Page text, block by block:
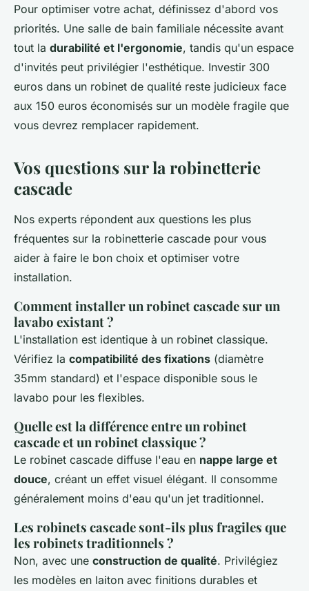
Pour optimiser votre achat, définissez d'abord vos
priorités. Une salle de bain familiale nécessite avant
tout la durabilité et l'ergonomie, tandis qu'un espace
d'invités peut privilégier l'esthétique. Investir 300
euros dans un robinet de qualité reste judicieux face
aux 150 euros économisés sur un modèle fragile que
vous devrez remplacer rapidement.
Vos questions sur la robinetterie
cascade
Nos experts répondent aux questions les plus
fréquentes sur la robinetterie cascade pour vous
aider à faire le bon choix et optimiser votre
installation.
Comment installer un robinet cascade sur un
lavabo existant ?
L'installation est identique à un robinet classique.
Vérifiez la compatibilité des fixations (diamètre
35mm standard) et l'espace disponible sous le
lavabo pour les flexibles.
Quelle est la différence entre un robinet
cascade et un robinet classique ?
Le robinet cascade diffuse l'eau en nappe large et
douce, créant un effet visuel élégant. Il consomme
généralement moins d'eau qu'un jet traditionnel.
Les robinets cascade sont-ils plus fragiles que
les robinets traditionnels ?
Non, avec une construction de qualité. Privilégiez
les modèles en laiton avec finitions durables et